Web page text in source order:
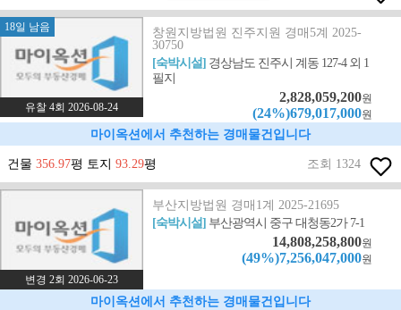
18일 남음
유찰 4회 2026-08-24
창원지방법원 진주지원 경매5계 2025-
30750
[숙박시설] 경상남도 진주시 계동 127-4 외 1
필지
2,828,059,200원
(24%)679,017,000원
마이옥션에서 추천하는 경매물건입니다
건물 356.97평 토지 93.29평 조회 1324
변경 2회 2026-06-23
부산지방법원 경매1계 2025-21695
[숙박시설] 부산광역시 중구 대청동2가 7-1
14,808,258,800원
(49%)7,256,047,000원
마이옥션에서 추천하는 경매물건입니다